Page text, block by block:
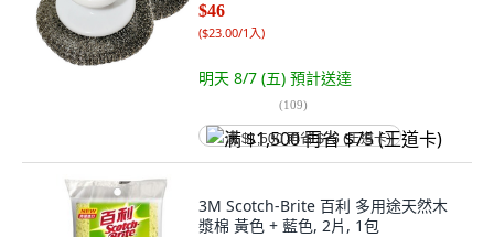
$46
($23.00/1入)
明天 8/7 (五) 預計送達
(109)
满 $1,500 再省 $75 (王道卡)
3M Scotch-Brite 百利 多用途天然木
漿棉 黃色 + 藍色, 2片, 1包